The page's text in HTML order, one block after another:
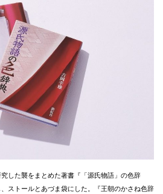
した襲をまとめた著書『「源氏物語」の色辞
ストールとあづま袋にした。『王朝のかさね色辞